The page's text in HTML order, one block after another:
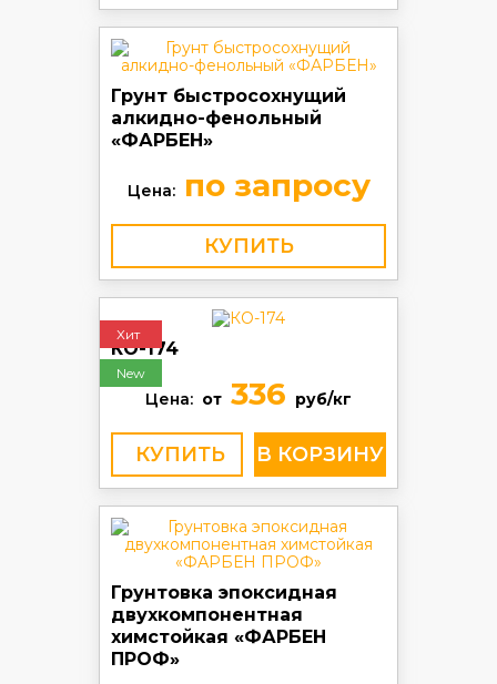
Грунт быстросохнущий
алкидно-фенольный
«ФАРБЕН»
Цена:по запросу
КУПИТЬ
Хит
New
КО-174
Цена: от 336 руб/кг
КУПИТЬ
Грунтовка эпоксидная
двухкомпонентная
химстойкая «ФАРБЕН
ПРОФ»